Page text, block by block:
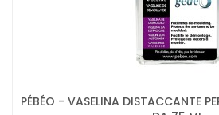
PÉBÉO - VASELINA DISTACCANTE